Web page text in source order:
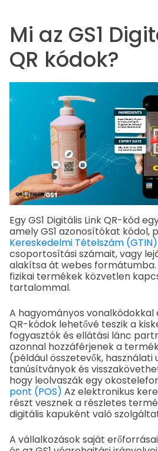
Mi az GS1
QR kódok?
Egy GS1 Digitális Link QR-kód
amely GS1 azonosítókat kódol,
Kereskedelmi Tételszám (GTIN)
csoportosítási számait, vagy
alakítsa át webes formátumba.
fizikai termékek közvetlen
tartalommal.
A hagyományos
QR-kódok lehetővé teszik a
fogyasztók és ellátási lánc
azonnal hozzáférjenek a
(például összetevők, használati
tanúsítványok és
hogy leolvaszák egy
pont (POS) Az elektronikus
részt vesznek a részletes
digitális kapuként való
A vállalkozások saját